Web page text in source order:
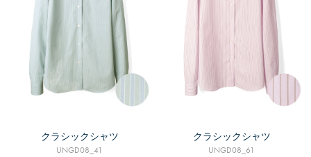
クラシックシャツ
UNGD08_41
クラシックシャツ
UNGD08_61